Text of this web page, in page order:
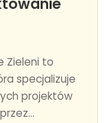
Zieleni to
specjalizuje
projektów